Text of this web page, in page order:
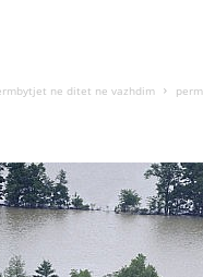
ne ditet ne vazhdim